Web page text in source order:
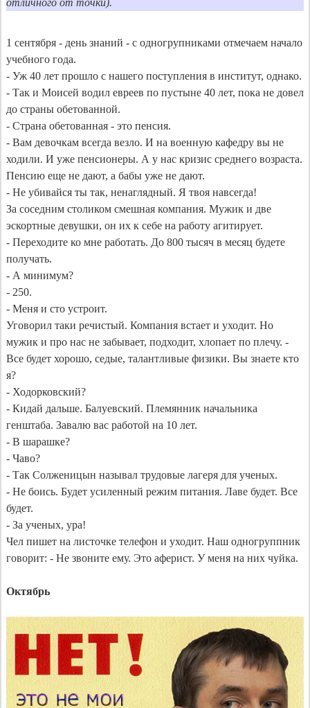
1 сентября - день знаний - с одногрупниками отмечаем начало
учебного года.
- Уж 40 лет прошло с нашего поступления в институт, однако.
- Так и Моисей водил евреев по пустыне 40 лет, пока не довел
до страны обетованной.
- Страна обетованная - это пенсия.
- Вам девочкам всегда везло. И на военную кафедру вы не
ходили. И уже пенсионеры. А у нас кризис среднего возраста.
Пенсию еще не дают, а бабы уже не дают.
- Не убивайся ты так, ненаглядный. Я твоя навсегда!
За соседним столиком смешная компания. Мужик и две
эскортные девушки, он их к себе на работу агитирует.
- Переходите ко мне работать. До 800 тысяч в месяц будете
получать.
- А минимум?
- 250.
- Меня и сто устроит.
Уговорил таки речистый. Компания встает и уходит. Но
мужик и про нас не забывает, подходит, хлопает по плечу. -
Все будет хорошо, седые, талантливые физики. Вы знаете кто
я?
- Ходорковский?
- Кидай дальше. Балуевский. Племянник начальника
генштаба. Завалю вас работой на 10 лет.
- В шарашке?
- Чаво?
- Так Солженицын называл трудовые лагеря для ученых.
- Не боись. Будет усиленный режим питания. Лаве будет. Все
будет.
- За ученых, ура!
Чел пишет на листочке телефон и уходит. Наш одногруппник
говорит: - Не звоните ему. Это аферист. У меня на них чуйка.
Октябрь